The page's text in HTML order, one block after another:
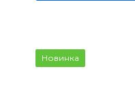
Новинка